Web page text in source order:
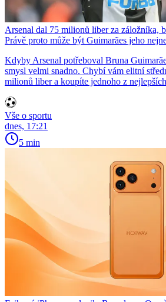
Arsenal dal 75 milionů liber za záložníka,
Právě proto může být Guimarães jeho
Kdyby Arsenal potřeboval Bruna
smysl velmi snadno. Chybí vám elitní
milionů liber a koupíte jednoho z
Vše o sportu
dnes, 17:21
5 min